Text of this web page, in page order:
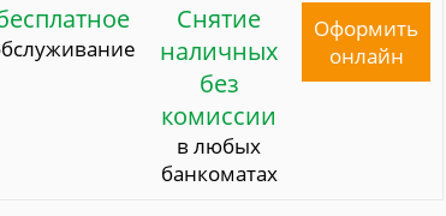
Снятие
наличных
без
комиссии
в любых
банкоматах
Оформить
онлайн